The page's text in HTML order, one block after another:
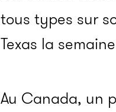
tous types sur
Texas la
Au Canada, un